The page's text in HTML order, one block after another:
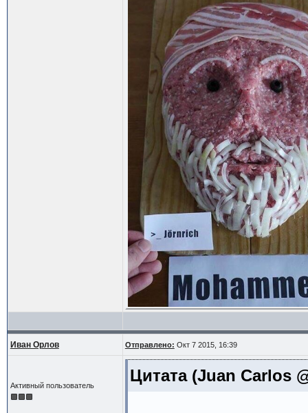
Иван Орлов Отправлено: Окт 7 2015, 16:39
Активный пользователь
Цитата(Juan Carlos